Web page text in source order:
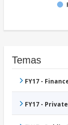
Temas
FY17 -
FY17 -